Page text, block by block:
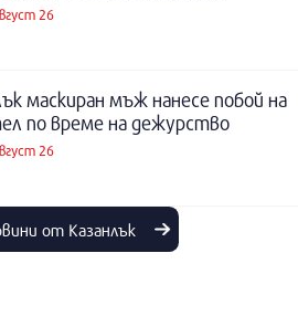
26
маскиран мъж нанесе побой на
по време на дежурство
26
от Казанлък